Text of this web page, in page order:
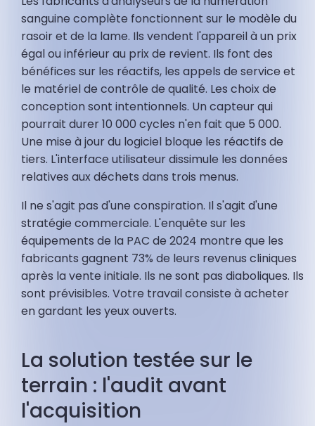
sanguine complète fonctionnent sur le modèle du
rasoir et de la lame. Ils vendent l'appareil à un prix
égal ou inférieur au prix de revient. Ils font des
bénéfices sur les réactifs, les appels de service et
le matériel de contrôle de qualité. Les choix de
conception sont intentionnels. Un capteur qui
pourrait durer 10 000 cycles n'en fait que 5 000.
Une mise à jour du logiciel bloque les réactifs de
tiers. L'interface utilisateur dissimule les données
relatives aux déchets dans trois menus.
Il ne s'agit pas d'une conspiration. Il s'agit d'une
stratégie commerciale. L'enquête sur les
équipements de la PAC de 2024 montre que les
fabricants gagnent 73% de leurs revenus cliniques
après la vente initiale. Ils ne sont pas diaboliques. Ils
sont prévisibles. Votre travail consiste à acheter
en gardant les yeux ouverts.
La solution testée sur le
terrain : l'audit avant
l'acquisition